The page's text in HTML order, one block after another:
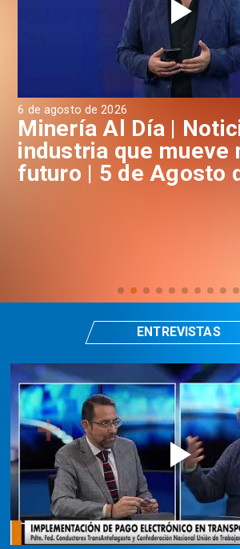
6 de agosto de 2026
Minería Al Día |
industria que mueve
futuro | 5 de Agosto
ENTREVISTAS